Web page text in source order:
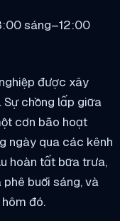
sáng–12:00
được xây
Sự chồng lấp giữa
cơn bão hoạt
ngày qua các kênh
hoàn tất bữa trưa,
buổi sáng, và
đó.